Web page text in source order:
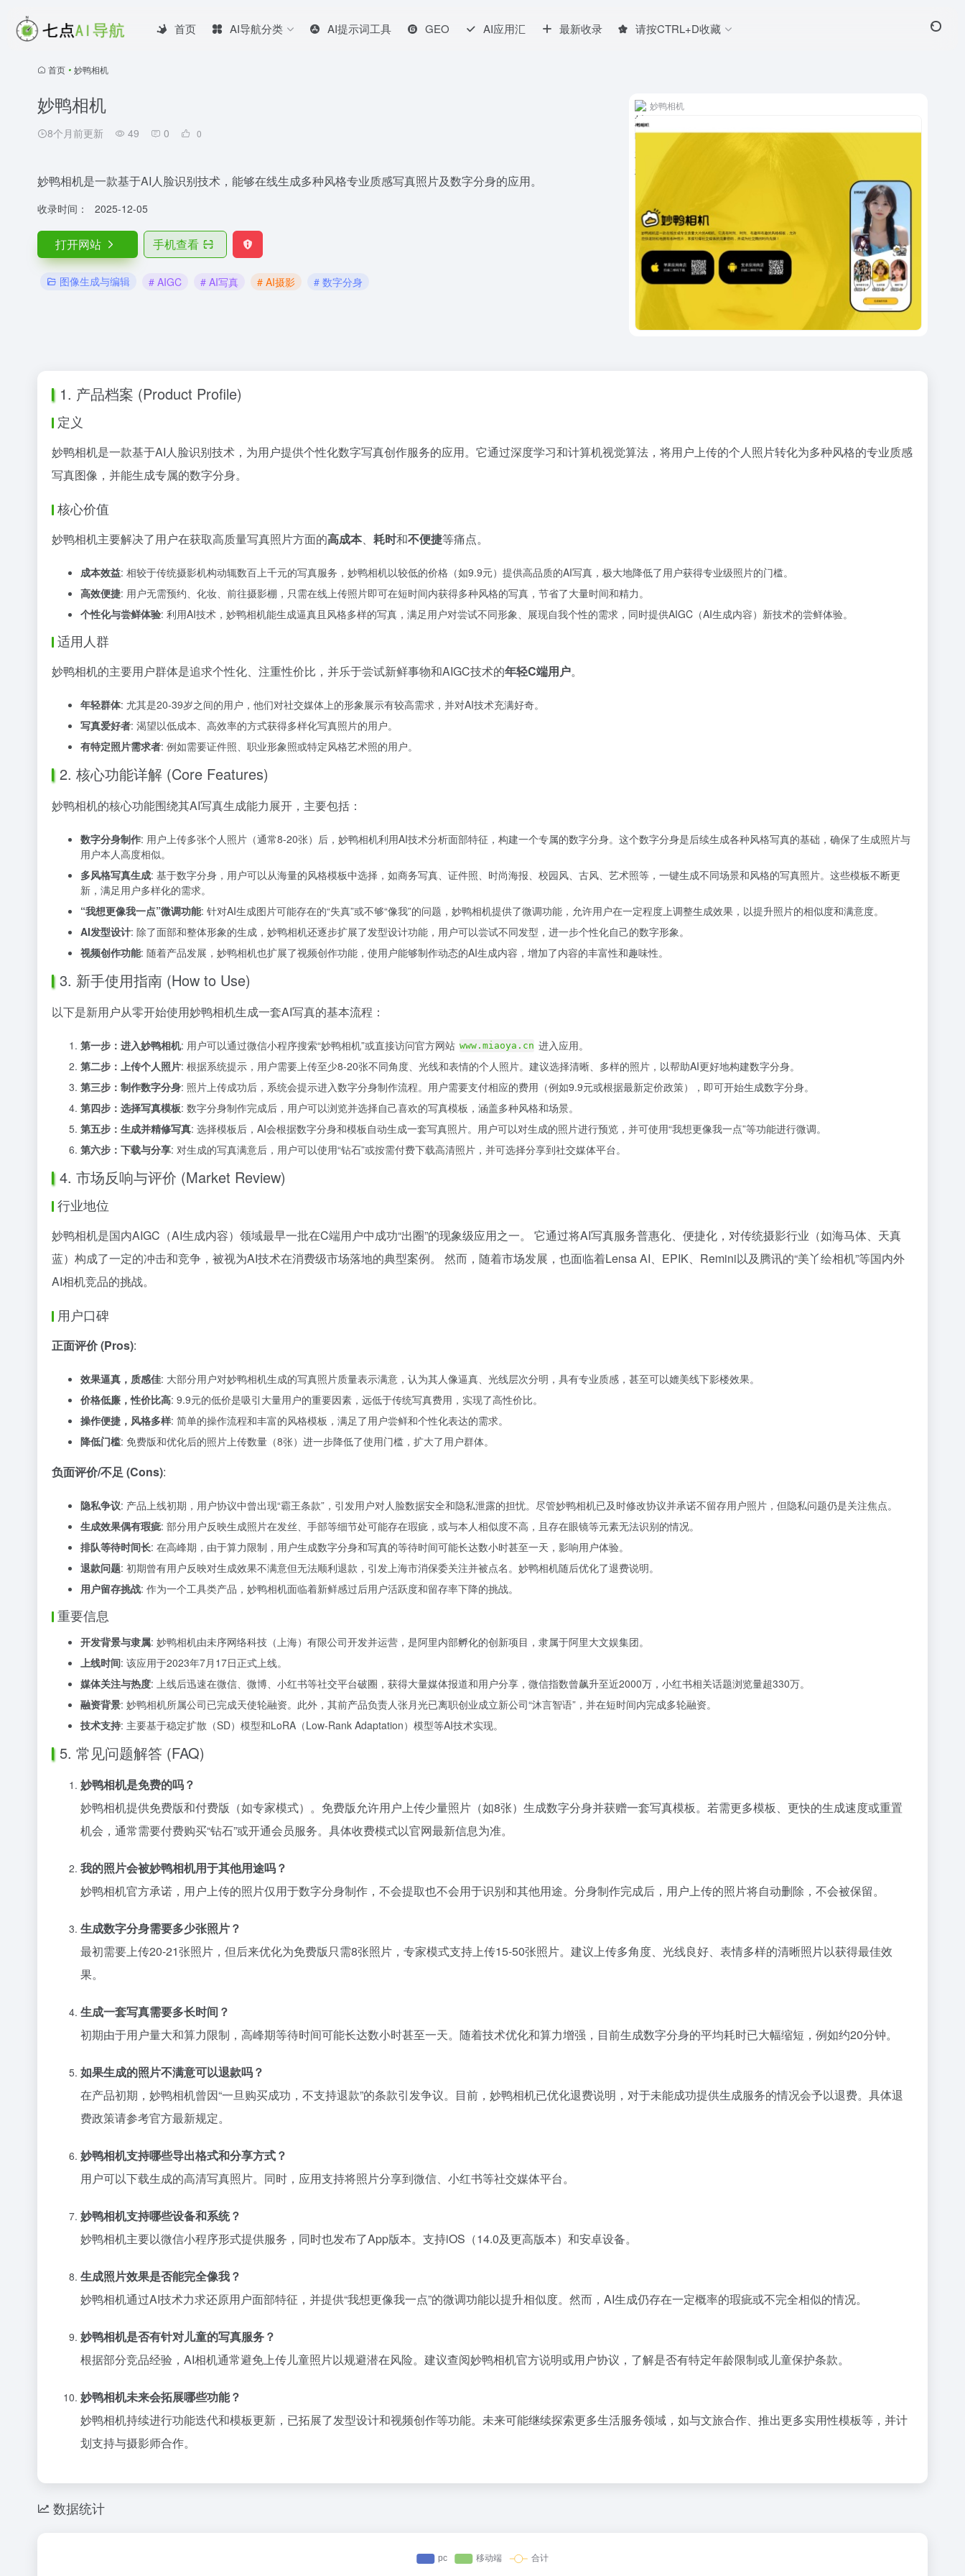
首页 AI导航分类 AI提示词工具 GEO AI应用汇 最新收录 请按CTRL+D收藏
首页 • 妙鸭相机
妙鸭相机
8个月前更新 49 0 0
妙鸭相机是一款基于AI人脸识别技术，能够在线生成多种风格专业质感写真照片及数字分身的应用。
收录时间： 2025-12-05
打开网站 手机查看
图像生成与编辑 # AIGC # AI写真 # AI摄影 # 数字分身
妙鸭相机
1. 产品档案 (Product Profile)
定义
妙鸭相机是一款基于AI人脸识别技术，为用户提供个性化数字写真创作服务的应用。它通过深度学习和计算机视觉算法，将用户上传的个人照片转化为多种风格的专业质感
写真图像，并能生成专属的数字分身。
核心价值
妙鸭相机主要解决了用户在获取高质量写真照片方面的高成本、 耗时和不便捷等痛点。
成本效益: 相较于传统摄影机构动辄数百上千元的写真服务，妙鸭相机以较低的价格（如9.9元）提供高品质的AI写真，极大地降低了用户获得专业级照片的门槛。
高效便捷: 用户无需预约、化妆、前往摄影棚，只需在线上传照片即可在短时间内获得多种风格的写真，节省了大量时间和精力。
个性化与尝鲜体验: 利用AI技术，妙鸭相机能生成逼真且风格多样的写真，满足用户对尝试不同形象、展现自我个性的需求，同时提供AIGC（AI生成内容）新技术的尝鲜体验。
适用人群
妙鸭相机的主要用户群体是追求个性化、注重性价比，并乐于尝试新鲜事物和AIGC技术的年轻C端用户。
年轻群体: 尤其是20-39岁之间的用户，他们对社交媒体上的形象展示有较高需求，并对AI技术充满好奇。
写真爱好者: 渴望以低成本、高效率的方式获得多样化写真照片的用户。
有特定照片需求者: 例如需要证件照、职业形象照或特定风格艺术照的用户。
2. 核心功能详解 (Core Features)
妙鸭相机的核心功能围绕其AI写真生成能力展开，主要包括：
数字分身制作: 用户上传多张个人照片（通常8-20张）后，妙鸭相机利用AI技术分析面部特征，构建一个专属的数字分身。这个数字分身是后续生成各种风格写真的基础，确保了生成照片与
用户本人高度相似。
多风格写真生成: 基于数字分身，用户可以从海量的风格模板中选择，如商务写真、证件照、时尚海报、校园风、古风、艺术照等，一键生成不同场景和风格的写真照片。这些模板不断更
新，满足用户多样化的需求。
“我想更像我一点”微调功能: 针对AI生成图片可能存在的“失真”或不够“像我”的问题，妙鸭相机提供了微调功能，允许用户在一定程度上调整生成效果，以提升照片的相似度和满意度。
AI发型设计: 除了面部和整体形象的生成，妙鸭相机还逐步扩展了发型设计功能，用户可以尝试不同发型，进一步个性化自己的数字形象。
视频创作功能: 随着产品发展，妙鸭相机也扩展了视频创作功能，使用户能够制作动态的AI生成内容，增加了内容的丰富性和趣味性。
3. 新手使用指南 (How to Use)
以下是新用户从零开始使用妙鸭相机生成一套AI写真的基本流程：
第一步：进入妙鸭相机: 用户可以通过微信小程序搜索“妙鸭相机”或直接访问官方网站 www.miaoya.cn 进入应用。
第二步：上传个人照片: 根据系统提示，用户需要上传至少8-20张不同角度、光线和表情的个人照片。建议选择清晰、多样的照片，以帮助AI更好地构建数字分身。
第三步：制作数字分身: 照片上传成功后，系统会提示进入数字分身制作流程。用户需要支付相应的费用（例如9.9元或根据最新定价政策），即可开始生成数字分身。
第四步：选择写真模板: 数字分身制作完成后，用户可以浏览并选择自己喜欢的写真模板，涵盖多种风格和场景。
第五步：生成并精修写真: 选择模板后，AI会根据数字分身和模板自动生成一套写真照片。用户可以对生成的照片进行预览，并可使用“我想更像我一点”等功能进行微调。
第六步：下载与分享: 对生成的写真满意后，用户可以使用“钻石”或按需付费下载高清照片，并可选择分享到社交媒体平台。
4. 市场反响与评价 (Market Review)
行业地位
妙鸭相机是国内AIGC（AI生成内容）领域最早一批在C端用户中成功“出圈”的现象级应用之一。 它通过将AI写真服务普惠化、便捷化，对传统摄影行业（如海马体、天真
蓝）构成了一定的冲击和竞争，被视为AI技术在消费级市场落地的典型案例。 然而，随着市场发展，也面临着Lensa AI、EPIK、Remini以及腾讯的“美丫绘相机”等国内外
AI相机竞品的挑战。
用户口碑
正面评价 (Pros):
效果逼真，质感佳: 大部分用户对妙鸭相机生成的写真照片质量表示满意，认为其人像逼真、光线层次分明，具有专业质感，甚至可以媲美线下影楼效果。
价格低廉，性价比高: 9.9元的低价是吸引大量用户的重要因素，远低于传统写真费用，实现了高性价比。
操作便捷，风格多样: 简单的操作流程和丰富的风格模板，满足了用户尝鲜和个性化表达的需求。
降低门槛: 免费版和优化后的照片上传数量（8张）进一步降低了使用门槛，扩大了用户群体。
负面评价/不足 (Cons):
隐私争议: 产品上线初期，用户协议中曾出现“霸王条款”，引发用户对人脸数据安全和隐私泄露的担忧。尽管妙鸭相机已及时修改协议并承诺不留存用户照片，但隐私问题仍是关注焦点。
生成效果偶有瑕疵: 部分用户反映生成照片在发丝、手部等细节处可能存在瑕疵，或与本人相似度不高，且存在眼镜等元素无法识别的情况。
排队等待时间长: 在高峰期，由于算力限制，用户生成数字分身和写真的等待时间可能长达数小时甚至一天，影响用户体验。
退款问题: 初期曾有用户反映对生成效果不满意但无法顺利退款，引发上海市消保委关注并被点名。妙鸭相机随后优化了退费说明。
用户留存挑战: 作为一个工具类产品，妙鸭相机面临着新鲜感过后用户活跃度和留存率下降的挑战。
重要信息
开发背景与隶属: 妙鸭相机由未序网络科技（上海）有限公司开发并运营，是阿里内部孵化的创新项目，隶属于阿里大文娱集团。
上线时间: 该应用于2023年7月17日正式上线。
媒体关注与热度: 上线后迅速在微信、微博、小红书等社交平台破圈，获得大量媒体报道和用户分享，微信指数曾飙升至近2000万，小红书相关话题浏览量超330万。
融资背景: 妙鸭相机所属公司已完成天使轮融资。此外，其前产品负责人张月光已离职创业成立新公司“沐言智语”，并在短时间内完成多轮融资。
技术支持: 主要基于稳定扩散（SD）模型和LoRA（Low-Rank Adaptation）模型等AI技术实现。
5. 常见问题解答 (FAQ)
妙鸭相机是免费的吗？
妙鸭相机提供免费版和付费版（如专家模式）。免费版允许用户上传少量照片（如8张）生成数字分身并获赠一套写真模板。若需更多模板、更快的生成速度或重置
机会，通常需要付费购买“钻石”或开通会员服务。具体收费模式以官网最新信息为准。
我的照片会被妙鸭相机用于其他用途吗？
妙鸭相机官方承诺，用户上传的照片仅用于数字分身制作，不会提取也不会用于识别和其他用途。分身制作完成后，用户上传的照片将自动删除，不会被保留。
生成数字分身需要多少张照片？
最初需要上传20-21张照片，但后来优化为免费版只需8张照片，专家模式支持上传15-50张照片。建议上传多角度、光线良好、表情多样的清晰照片以获得最佳效
果。
生成一套写真需要多长时间？
初期由于用户量大和算力限制，高峰期等待时间可能长达数小时甚至一天。随着技术优化和算力增强，目前生成数字分身的平均耗时已大幅缩短，例如约20分钟。
如果生成的照片不满意可以退款吗？
在产品初期，妙鸭相机曾因“一旦购买成功，不支持退款”的条款引发争议。目前，妙鸭相机已优化退费说明，对于未能成功提供生成服务的情况会予以退费。具体退
费政策请参考官方最新规定。
妙鸭相机支持哪些导出格式和分享方式？
用户可以下载生成的高清写真照片。同时，应用支持将照片分享到微信、小红书等社交媒体平台。
妙鸭相机支持哪些设备和系统？
妙鸭相机主要以微信小程序形式提供服务，同时也发布了App版本。支持iOS（14.0及更高版本）和安卓设备。
生成照片效果是否能完全像我？
妙鸭相机通过AI技术力求还原用户面部特征，并提供“我想更像我一点”的微调功能以提升相似度。然而，AI生成仍存在一定概率的瑕疵或不完全相似的情况。
妙鸭相机是否有针对儿童的写真服务？
根据部分竞品经验，AI相机通常避免上传儿童照片以规避潜在风险。建议查阅妙鸭相机官方说明或用户协议，了解是否有特定年龄限制或儿童保护条款。
妙鸭相机未来会拓展哪些功能？
妙鸭相机持续进行功能迭代和模板更新，已拓展了发型设计和视频创作等功能。未来可能继续探索更多生活服务领域，如与文旅合作、推出更多实用性模板等，并计
划支持与摄影师合作。
数据统计